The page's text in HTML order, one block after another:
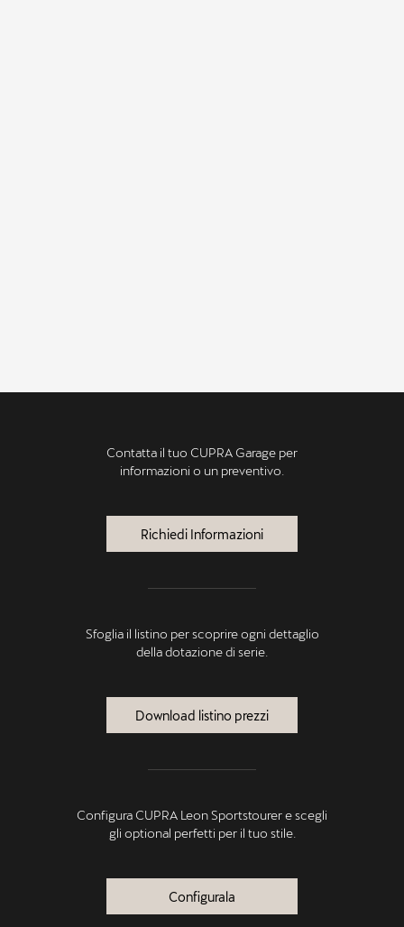
Contatta il tuo CUPRA Garage per
informazioni o un preventivo.
Richiedi Informazioni
Sfoglia il listino per scoprire ogni dettaglio
della dotazione di serie.
Download listino prezzi
Configura CUPRA Leon Sportstourer e scegli
gli optional perfetti per il tuo stile.
Configurala